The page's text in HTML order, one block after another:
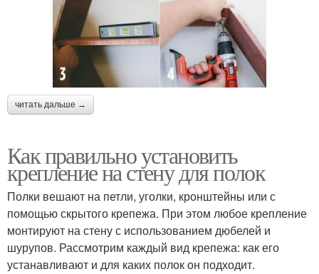
читать дальше →
Как правильно установить
крепление на стену для полок
Полки вешают на петли, уголки, кронштейны или с
помощью скрытого крепежа. При этом любое крепление
монтируют на стену с использованием дюбелей и
шурупов. Рассмотрим каждый вид крепежа: как его
устанавливают и для каких полок он подходит.